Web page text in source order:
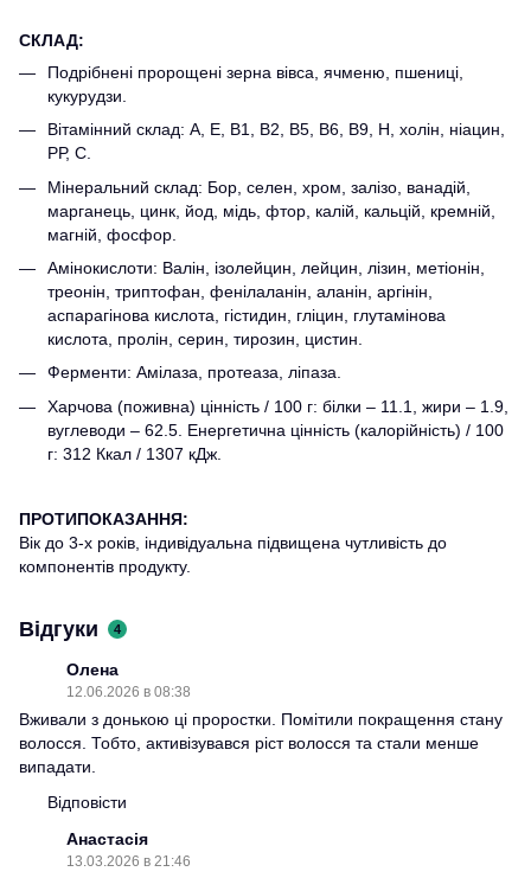
СКЛАД:
Подрібнені пророщені зерна вівса, ячменю, пшениці,
кукурудзи.
Вітамінний склад: А, Е, В1, В2, В5, В6, В9, Н, холін, ніацин,
РР, С.
Мінеральний склад: Бор, селен, хром, залізо, ванадій,
марганець, цинк, йод, мідь, фтор, калій, кальцій, кремній,
магній, фосфор.
Амінокислоти: Валін, ізолейцин, лейцин, лізин, метіонін,
треонін, триптофан, фенілаланін, аланін, аргінін,
аспарагінова кислота, гістидин, гліцин, глутамінова
кислота, пролін, серин, тирозин, цистин.
Ферменти: Амілаза, протеаза, ліпаза.
Харчова (поживна) цінність / 100 г: білки – 11.1, жири – 1.9,
вуглеводи – 62.5. Енергетична цінність (калорійність) / 100
г: 312 Ккал / 1307 кДж.
ПРОТИПОКАЗАННЯ:
Вік до 3-х років, індивідуальна підвищена чутливість до
компонентів продукту.
Відгуки 4
Олена
12.06.2026 в 08:38
Вживали з донькою ці проростки. Помітили покращення стану
волосся. Тобто, активізувався ріст волосся та стали менше
випадати.
Відповісти
Анастасія
13.03.2026 в 21:46